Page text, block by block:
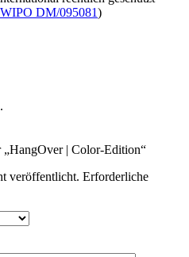
DM/095081)
„HangOver | Color-Edition“
veröffentlicht. Erforderliche